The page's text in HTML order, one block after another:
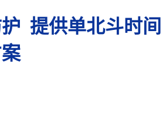
提供单北斗时间